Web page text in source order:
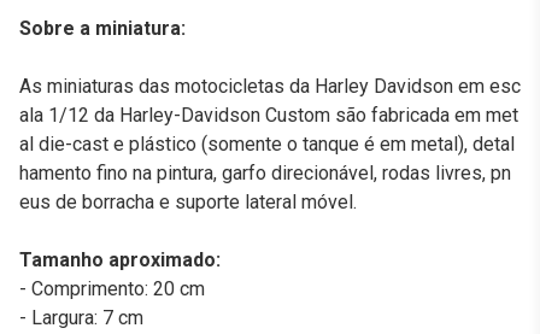
Sobre a miniatura:
As miniaturas das motocicletas da Harley Davidson em esc
ala 1/12 da Harley-Davidson Custom são fabricada em met
al die-cast e plástico (somente o tanque é em metal), detal
hamento fino na pintura, garfo direcionável, rodas livres, pn
eus de borracha e suporte lateral móvel.
Tamanho aproximado:
- Comprimento: 20 cm
- Largura: 7 cm